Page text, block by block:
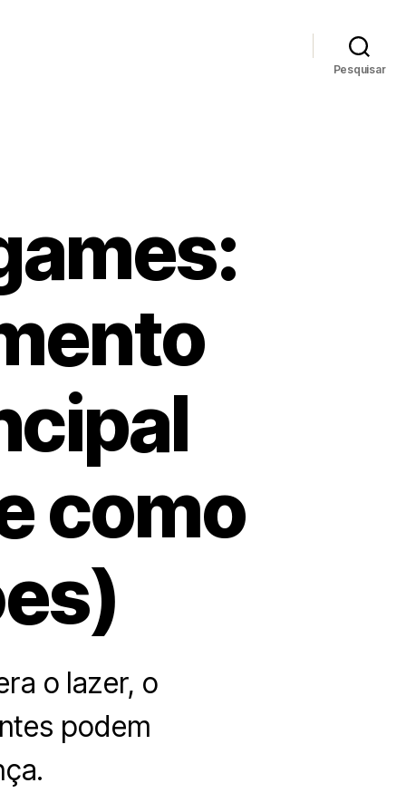
Pesquisar
como
o lazer, o
podem